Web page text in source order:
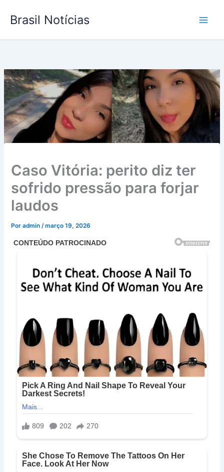
para
conteúdo
Brasil Notícias
Caso Vitória: perito diz ter
sofrido pressão para forjar
laudos
Poradmin/março 19, 2026